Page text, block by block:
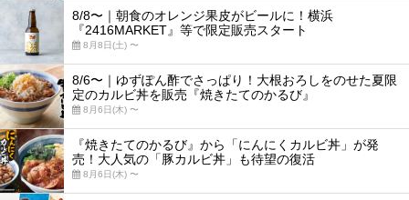
8/8〜｜朝食のオレンジ果皮がビールに！横浜
『2416MARKET』等で限定販売スタート
8月8日(土) 〜
8/6〜｜ゆずぽん酢でさっぱり！大根おろしをのせた夏限
定のカルビ丼を販売『焼きたてのかるび』
8月6日(木) 〜
『焼きたてのかるび』から「にんにくカルビ丼」が発
売！大人気の「豚カルビ丼」も待望の復活
8月6日(木) 〜